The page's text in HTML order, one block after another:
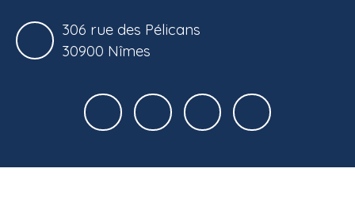
306 rue des Pélicans
30900 Nîmes